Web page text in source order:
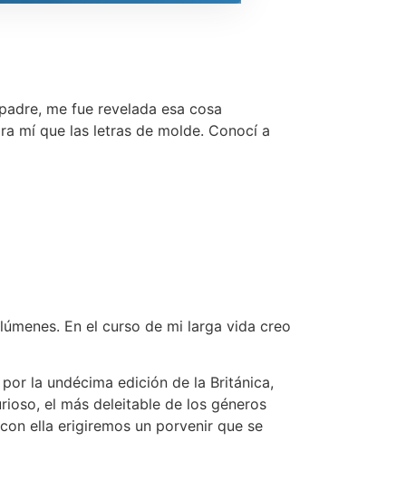
me fue revelada esa cosa
mí que las letras de molde. Conocí a
En el curso de mi larga vida creo
la undécima edición de la Británica,
el más deleitable de los géneros
ella erigiremos un porvenir que se